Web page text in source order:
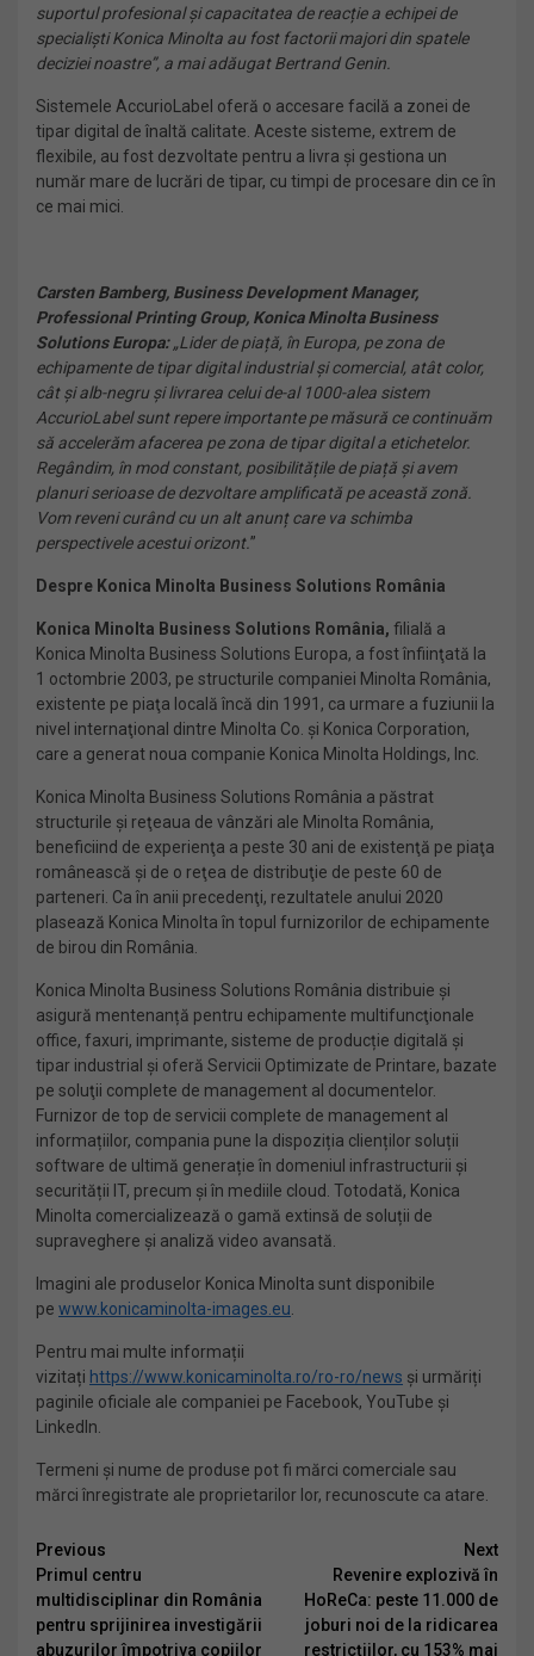
suportul profesional și capacitatea de reacție a echipei de
specialiști Konica Minolta au fost factorii majori din spatele
deciziei noastre”, a mai adăugat Bertrand Genin.
Sistemele AccurioLabel oferă o accesare facilă a zonei de
tipar digital de înaltă calitate. Aceste sisteme, extrem de
flexibile, au fost dezvoltate pentru a livra și gestiona un
număr mare de lucrări de tipar, cu timpi de procesare din ce în
ce mai mici.
Carsten Bamberg, Business Development Manager,
Professional Printing Group, Konica Minolta Business
Solutions Europa:„Lider de piață, în Europa, pe zona de
echipamente de tipar digital industrial și comercial, atât color,
cât și alb-negru și livrarea celui de-al 1000-alea sistem
AccurioLabel sunt repere importante pe măsură ce continuăm
să accelerăm afacerea pe zona de tipar digital a etichetelor.
Regândim, în mod constant, posibilitățile de piață și avem
planuri serioase de dezvoltare amplificată pe această zonă.
Vom reveni curând cu un alt anunț care va schimba
perspectivele acestui orizont.”
Despre Konica Minolta Business Solutions România
Konica Minolta Business Solutions România, filială a
Konica Minolta Business Solutions Europa, a fost înfiinţată la
1 octombrie 2003, pe structurile companiei Minolta România,
existente pe piaţa locală încă din 1991, ca urmare a fuziunii la
nivel internaţional dintre Minolta Co. şi Konica Corporation,
care a generat noua companie Konica Minolta Holdings, Inc.
Konica Minolta Business Solutions România a păstrat
structurile şi reţeaua de vânzări ale Minolta România,
beneficiind de experienţa a peste 30 ani de existenţă pe piaţa
românească şi de o reţea de distribuţie de peste 60 de
parteneri. Ca în anii precedenţi, rezultatele anului 2020
plasează Konica Minolta în topul furnizorilor de echipamente
de birou din România.
Konica Minolta Business Solutions România distribuie și
asigură mentenanță pentru echipamente multifuncţionale
office, faxuri, imprimante, sisteme de producție digitală și
tipar industrial şi oferă Servicii Optimizate de Printare, bazate
pe soluţii complete de management al documentelor.
Furnizor de top de servicii complete de management al
informațiilor, compania pune la dispoziția clienților soluții
software de ultimă generație în domeniul infrastructurii și
securității IT, precum și în mediile cloud. Totodată, Konica
Minolta comercializează o gamă extinsă de soluții de
supraveghere și analiză video avansată.
Imagini ale produselor Konica Minolta sunt disponibile
pe www.konicaminolta-images.eu
Pentru mai multe informații
vizitați https://www.konicaminolta.ro/ro-ro/news și urmăriți
paginile oficiale ale companiei pe Facebook, YouTube și
LinkedIn.
Termeni şi nume de produse pot fi mărci comerciale sau
mărci înregistrate ale proprietarilor lor, recunoscute ca atare.
Continue
Reading
Previous
Primul centru
multidisciplinar din România
pentru sprijinirea investigării
abuzurilor împotriva copiilor
Next
Revenire explozivă în
HoReCa: peste 11.000 de
joburi noi de la ridicarea
restricțiilor, cu 153% mai